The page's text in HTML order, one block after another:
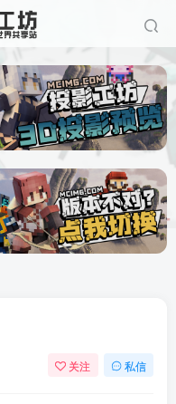
关注 私信